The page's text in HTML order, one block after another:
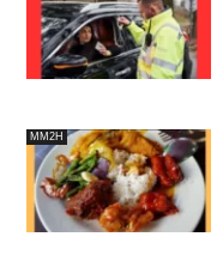
MM2H